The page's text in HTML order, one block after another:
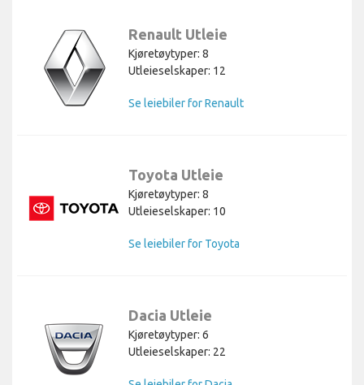
Renault Utleie
Kjøretøytyper: 8
Utleieselskaper: 12
Se leiebiler for Renault
Toyota Utleie
Kjøretøytyper: 8
Utleieselskaper: 10
Se leiebiler for Toyota
Dacia Utleie
Kjøretøytyper: 6
Utleieselskaper: 22